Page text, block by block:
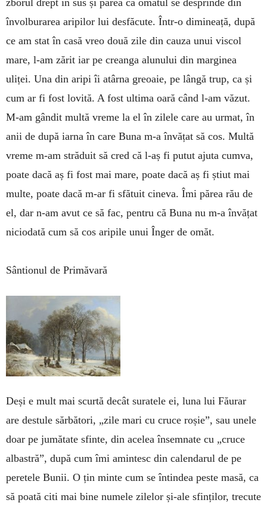
zborul drept în sus și părea că omătul se desprin­de din
învolburarea aripilor lui des­făcute. Într-o dimineață, după
ce am stat în casă vreo două zile din cauza unui viscol
mare, l-am zărit iar pe creanga alunului din marginea
uliței. Una din aripi îi atârna gre­oaie, pe lângă trup, ca și
cum ar fi fost lovită. A fost ultima oară când l-am văzut.
M-am gândit multă vreme la el în zilele care au urmat, în
anii de după iarna în care Buna m-a învățat să cos. Multă
vreme m-am străduit să cred că l-aș fi putut ajuta cumva,
poate dacă aș fi fost mai mare, poate dacă aș fi știut mai
multe, poate dacă m-ar fi sfătuit cineva. Îmi părea rău de
el, dar n-am avut ce să fac, pen­tru că Buna nu m-a învățat
niciodată cum să cos aripile unui Înger de omăt.
Sântionul de Primăvară
Deși e mult mai scurtă decât suratele ei, luna lui Fă­urar
are des­tule sărbători, „zi­le mari cu cruce roșie”, sau unele
doar pe jumătate sfinte, din acelea însemnate cu „cru­ce
albastră”, după cum îmi amintesc din calen­darul de pe
pere­tele Bunii. O țin min­te cum se în­tin­dea peste masă, ca
să poată citi mai bine numele zilelor și-ale sfin­ți­lor, trecute